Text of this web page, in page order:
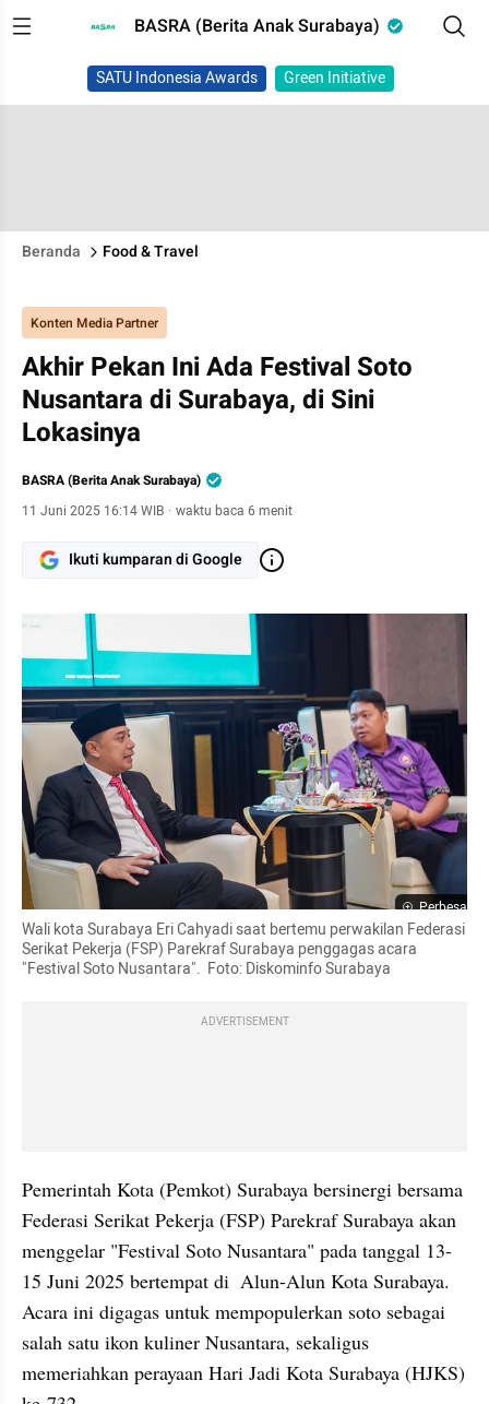
BASRA (Berita Anak Surabaya)
SATU Indonesia Awards Green Initiative
Beranda Food & Travel
Konten Media Partner
Akhir Pekan Ini Ada Festival Soto
Nusantara di Surabaya, di Sini
Lokasinya
BASRA (Berita Anak Surabaya)
11 Juni 2025 16:14 WIB · waktu baca 6 menit
Ikuti kumparan di Google
Perbesar
Wali kota Surabaya Eri Cahyadi saat bertemu perwakilan Federasi
Serikat Pekerja (FSP) Parekraf Surabaya penggagas acara
"Festival Soto Nusantara".  Foto: Diskominfo Surabaya
ADVERTISEMENT
Pemerintah Kota (Pemkot) Surabaya bersinergi bersama
Federasi Serikat Pekerja (FSP) Parekraf Surabaya akan
menggelar "Festival Soto Nusantara" pada tanggal 13-
15 Juni 2025 bertempat di  Alun-Alun Kota Surabaya.
Acara ini digagas untuk mempopulerkan soto sebagai
salah satu ikon kuliner Nusantara, sekaligus
memeriahkan perayaan Hari Jadi Kota Surabaya (HJKS)